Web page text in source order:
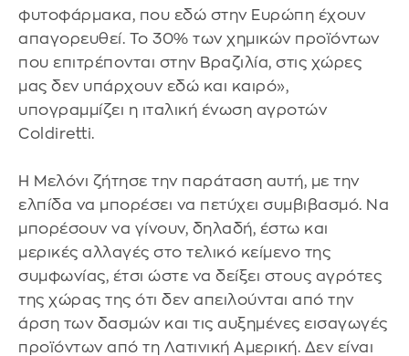
φυτοφάρμακα, που εδώ στην Ευρώπη έχουν
απαγορευθεί. Το 30% των χημικών προϊόντων
που επιτρέπονται στην Βραζιλία, στις χώρες
μας δεν υπάρχουν εδώ και καιρό»,
υπογραμμίζει η ιταλική ένωση αγροτών
Coldiretti.
H Μελόνι ζήτησε την παράταση αυτή, με την
ελπίδα να μπορέσει να πετύχει συμβιβασμό. Να
μπορέσουν να γίνουν, δηλαδή, έστω και
μερικές αλλαγές στο τελικό κείμενο της
συμφωνίας, έτσι ώστε να δείξει στους αγρότες
της χώρας της ότι δεν απειλούνται από την
άρση των δασμών και τις αυξημένες εισαγωγές
προϊόντων από τη Λατινική Αμερική. Δεν είναι